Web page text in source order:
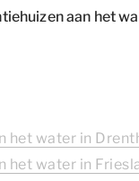
aan het
het water in
het water in